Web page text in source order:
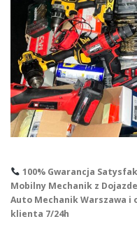
100% Gwarancja
Mobilny Mechanik z
Auto Mechanik Warszawa i
klienta 7/24h